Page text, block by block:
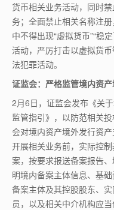
货币相关业务活动，同时
务；全面禁止相关名称注
中不得出现“虚拟货币”“稳
活动，严厉打击以虚拟货
法犯罪活动。
证监会：严格监管境内资
2月6日，证监会发布《关
监管指引》，以防范相关
会对境内资产境外发行资
开展相关业务前，实际控
案，按要求报送备案报告
明境内备案主体信息、基
备案主体及其控股股东、
员，以及相关中介机构应